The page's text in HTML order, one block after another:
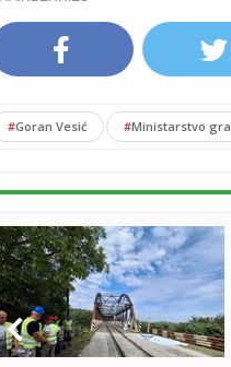
#Goran Vesić #Ministarstvo